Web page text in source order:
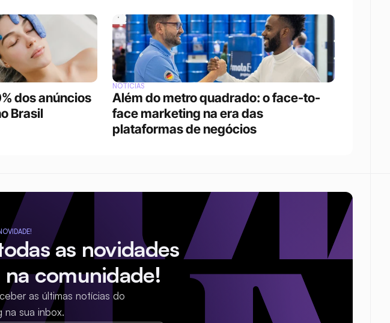
dos anúncios
Brasil
NOTÍCIAS
Além do metro quadrado: o face-to-
face marketing na era das
plataformas de negócios
as novidades
comunidade!
as últimas notícias do
na sua inbox.